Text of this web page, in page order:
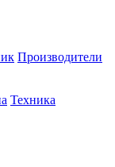
Производители
Техника